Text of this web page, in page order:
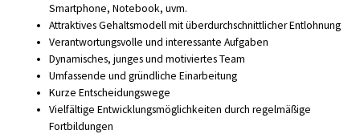
Smartphone, Notebook, uvm.
Attraktives Gehaltsmodell mit überdurchschnittlicher Entlohnung
Verantwortungsvolle und interessante Aufgaben
Dynamisches, junges und motiviertes Team
Umfassende und gründliche Einarbeitung
Kurze Entscheidungswege
Vielfältige Entwicklungsmöglichkeiten durch regelmäßige
Fortbildungen